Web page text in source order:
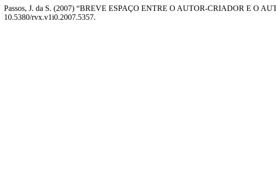
Passos, J. da S. (2007) “BREVE ESPAÇO ENTRE O AUTOR-CRIADOR E O
10.5380/rvx.v1i0.2007.5357.